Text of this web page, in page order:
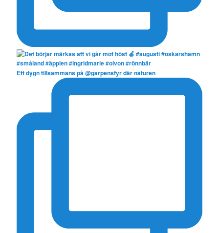
Ett dygn tillsammans på @garpensfyr där naturen